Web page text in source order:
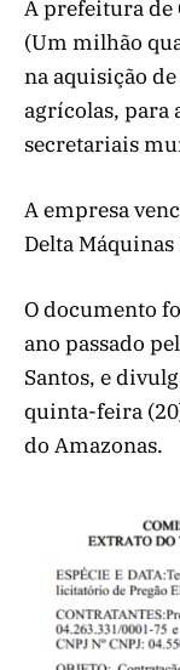
A prefeitura de
(Um milhão
na aquisição
agrícolas, para
secretariais
A empresa
Delta
O documento
ano passado
Santos, e
quinta-feira
do Amazonas.